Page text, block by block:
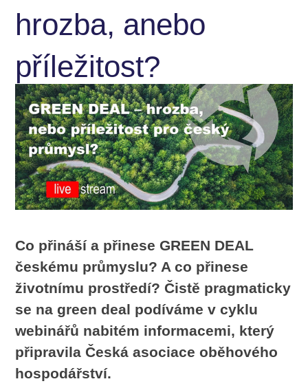
hrozba, anebo
příležitost?
Co přináší a přinese GREEN DEAL
českému průmyslu? A co přinese
životnímu prostředí? Čistě pragmaticky
se na green deal podíváme v cyklu
webinářů nabitém informacemi, který
připravila Česká asociace oběhového
hospodářství.